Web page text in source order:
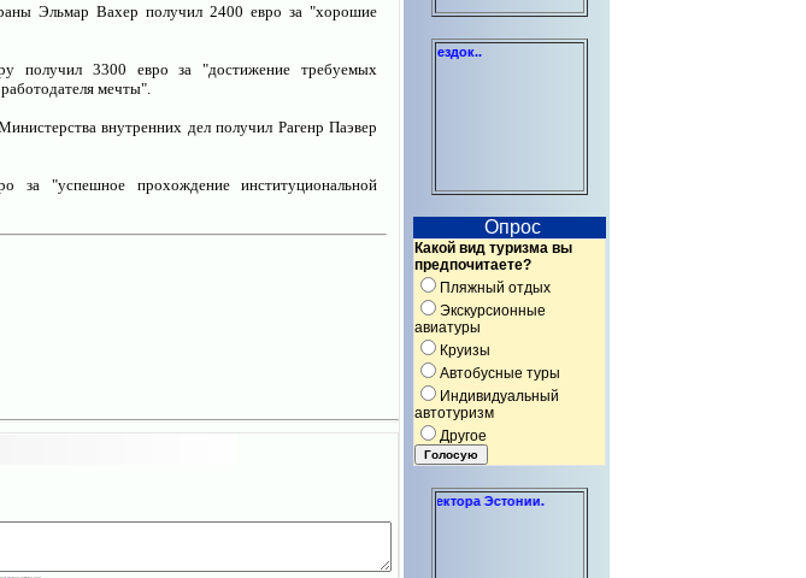
Эльмар Вахер получил 2400 евро за "хорошие
получил 3300 евро за "достижение требуемых
мечты".
внутренних дел получил Рагенр Паэвер
"успешное прохождение институциональной
консультации по организации отдыха и бизнес-поездок..
Опрос
Какой вид туризма вы
предпочитаете?
Пляжный отдых
Экскурсионные
авиатуры
Круизы
Автобусные туры
Индивидуальный
автотуризм
Другое
и администрирование сайтов для некоммерческого сектора Эстонии.